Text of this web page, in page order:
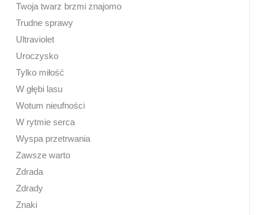
Twoja twarz brzmi znajomo
Trudne sprawy
Ultraviolet
Uroczysko
Tylko miłość
W głębi lasu
Wotum nieufności
W rytmie serca
Wyspa przetrwania
Zawsze warto
Zdrada
Zdrady
Znaki